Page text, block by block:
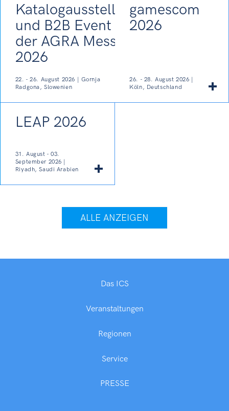
Katalogausstellung
und B2B Event auf
der AGRA Messe
2026
22. - 26. August 2026 | Gornja
Radgona, Slowenien
gamescom
2026
26. - 28. August 2026 |
Köln, Deutschland
LEAP 2026
31. August - 03.
September 2026 |
Riyadh, Saudi Arabien
ALLE ANZEIGEN
Das ICS
Veranstaltungen
Regionen
Service
PRESSE